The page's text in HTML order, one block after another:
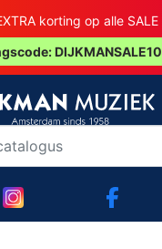
korting op alle SALE
DIJKMANSALE10